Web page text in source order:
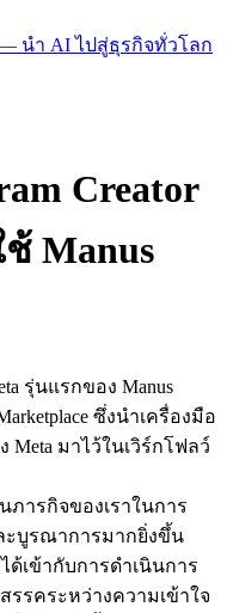
นำ AI ไปสู่ธุรกิจทั่วโลก
Creator
Manus
รุ่นแรกของ Manus
ซึ่งนำเครื่องมือ
Meta มาไว้ในเวิร์กโฟลว์
ภารกิจของเราในการ
ะบูรณาการมากยิ่งขึ้น
เข้ากับการดำเนินการ
รรคระหว่างความเข้าใจ